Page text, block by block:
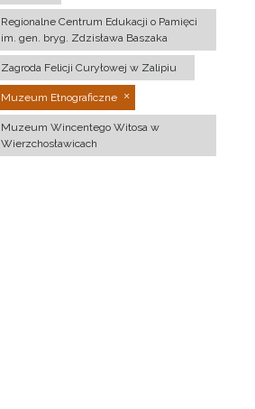
Regionalne Centrum Edukacji o Pamięci
im. gen. bryg. Zdzisława Baszaka
Zagroda Felicji Curyłowej w Zalipiu
Muzeum Etnograficzne
Muzeum Wincentego Witosa w
Wierzchosławicach